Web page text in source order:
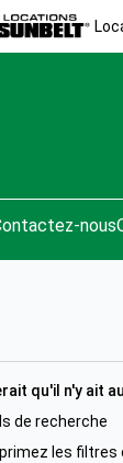
nous
qu'il n'y ait
de recherche
les filtres